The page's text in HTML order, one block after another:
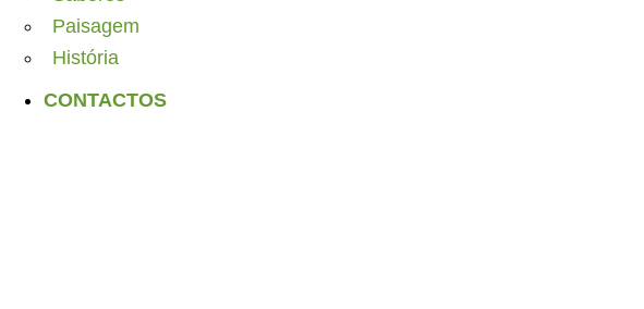
Paisagem
História
CONTACTOS